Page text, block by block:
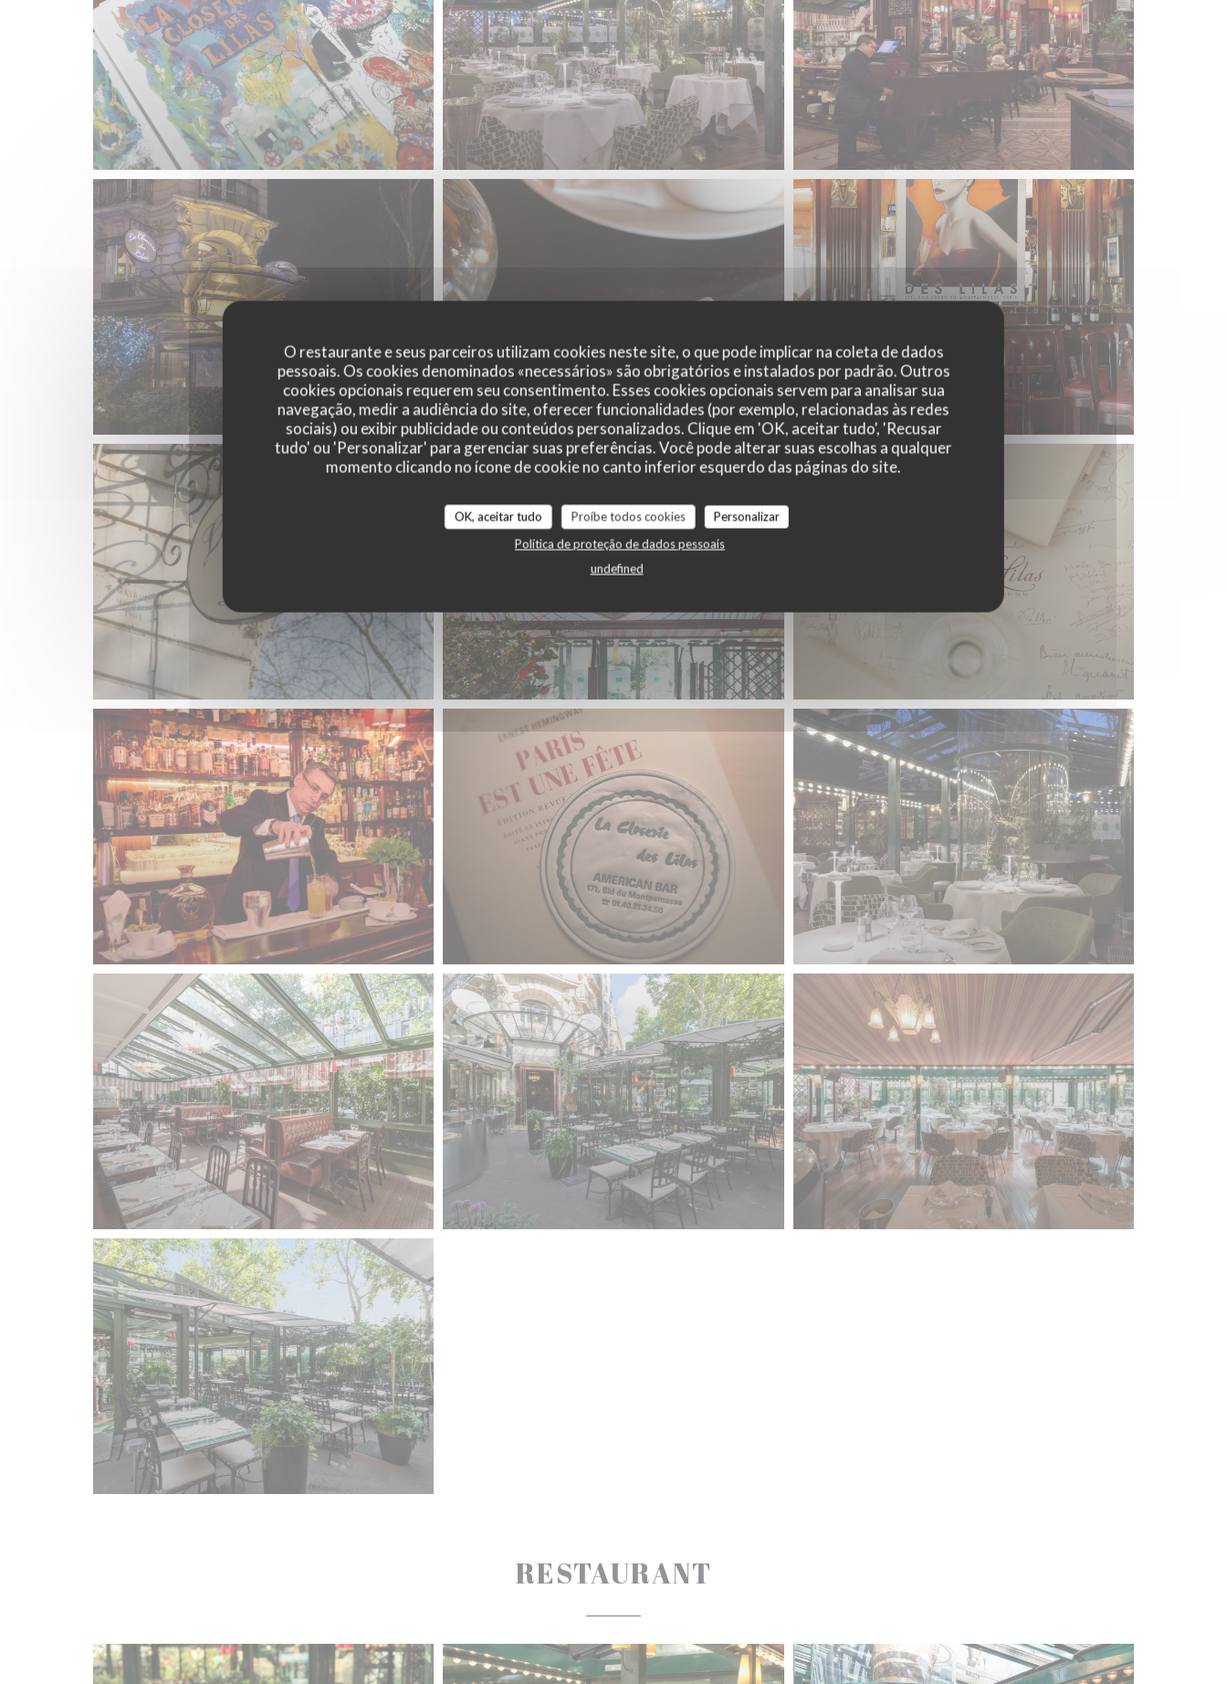
O restaurante e seus parceiros utilizam cookies neste site, o que pode implicar na coleta de dados
pessoais. Os cookies denominados «necessários» são obrigatórios e instalados por padrão. Outros
cookies opcionais requerem seu consentimento. Esses cookies opcionais servem para analisar sua
navegação, medir a audiência do site, oferecer funcionalidades (por exemplo, relacionadas às redes
sociais) ou exibir publicidade ou conteúdos personalizados. Clique em 'OK, aceitar tudo', 'Recusar
tudo' ou 'Personalizar' para gerenciar suas preferências. Você pode alterar suas escolhas a qualquer
momento clicando no ícone de cookie no canto inferior esquerdo das páginas do site.
OK, aceitar tudo Proíbe todos cookies
Personalizar
Política de proteção de dados pessoais
undefined
RESTAURANT